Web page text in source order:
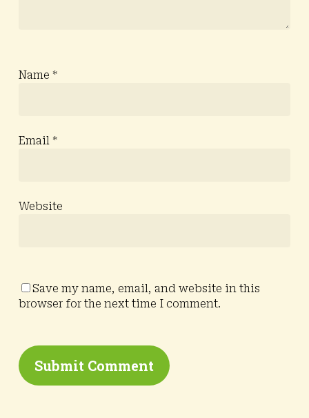
Name *
Email *
Website
Save my name, email, and website in this
browser for the next time I comment.